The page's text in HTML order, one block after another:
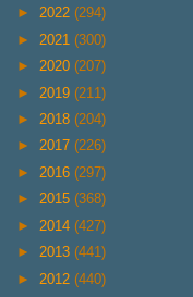
► 2022 (294)
► 2021 (300)
► 2020 (207)
► 2019 (211)
► 2018 (204)
► 2017 (226)
► 2016 (297)
► 2015 (368)
► 2014 (427)
► 2013 (441)
► 2012 (440)